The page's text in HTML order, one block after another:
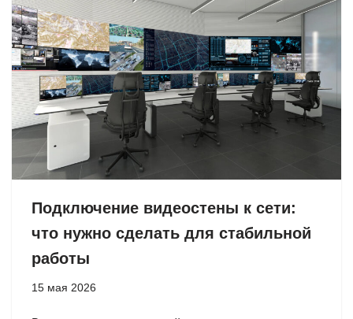
Подключение видеостены к сети:
что нужно сделать для стабильной
работы
15 мая 2026